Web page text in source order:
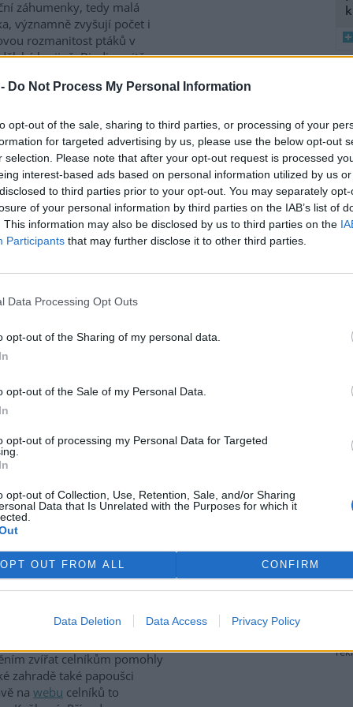
Do Not Process My Personal Information
opt-out of the sale, sharing to third parties, or processing of your
for targeted advertising by us, please use the below opt-out
selection. Please note that after your opt-out request is processed
interest-based ads based on personal information utilized by us
to third parties prior to your opt-out. You may separately
of your personal information by third parties on the IAB’s list of
This information may also be disclosed by us to third parties on the
Participants that may further disclose it to other third parties.
Data Processing Opt Outs
opt-out of the Sharing of my personal data.
opt-out of the Sale of my Personal Data.
opt-out of processing my Personal Data for Targeted
opt-out of Collection, Use, Retention, Sale, and/or Sharing
Data that Is Unrelated with the Purposes for which it
OPT OUT FROM ALL CONFIRM
Data Deletion Data Access Privacy Policy
záhumenky, tedy malá
významně zvyšují počet i
rozmanitost ptáků v
krajině. Biodiverzitě
ptákům poskytují úkryt i
krajině naopak
obratlovců Akademie
Ecosystems and
přesun peněz z výnosů
ČR kritizují
za plánovaný přesun peněz z
vtiskové zprávěa
chce podle nich
výnosy z aukcí
největší průmyslové
snížit podporu pro
miliardy korun. MŽP v reakci
průmyslu byla
vzniku, a že podpora OZE
výrobny energie, tak
zajistili stovku
odhalili gang překupníků
v několika krajích a zajistili
zvířat celníkům pomohly
zahradě také papoušci
na webu celníků to